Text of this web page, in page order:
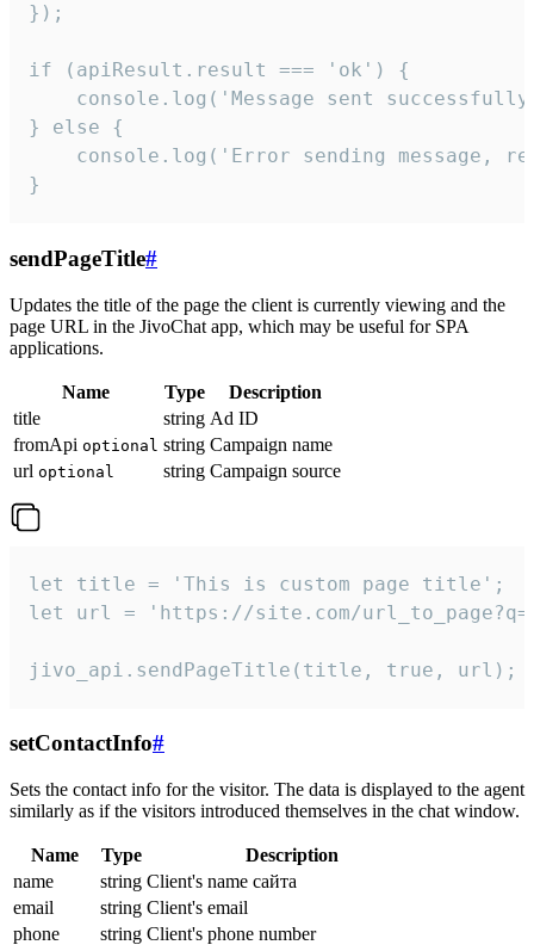
});
if (apiResult.result === 'ok') {
console.log('Message sent
} else {
console.log('Error sending message,
}
sendPageTitle#
Updates the title of the page the client is currently viewing and the
page URL in the JivoChat app, which may be useful for SPA
applications.
Name Type
Description
title
string Ad ID
fromApi optional string Campaign name
url optional string Campaign source
let title = 'This is custom page title';
let url = 'https://site.com/
jivo_api.sendPageTitle(title, true, url);
setContactInfo#
Sets the contact info for the visitor. The data is displayed to the agent
similarly as if the visitors introduced themselves in the chat window.
Name Type
Description
name
string Client's name сайта
email
string Client's email
phone
string Client's phone number